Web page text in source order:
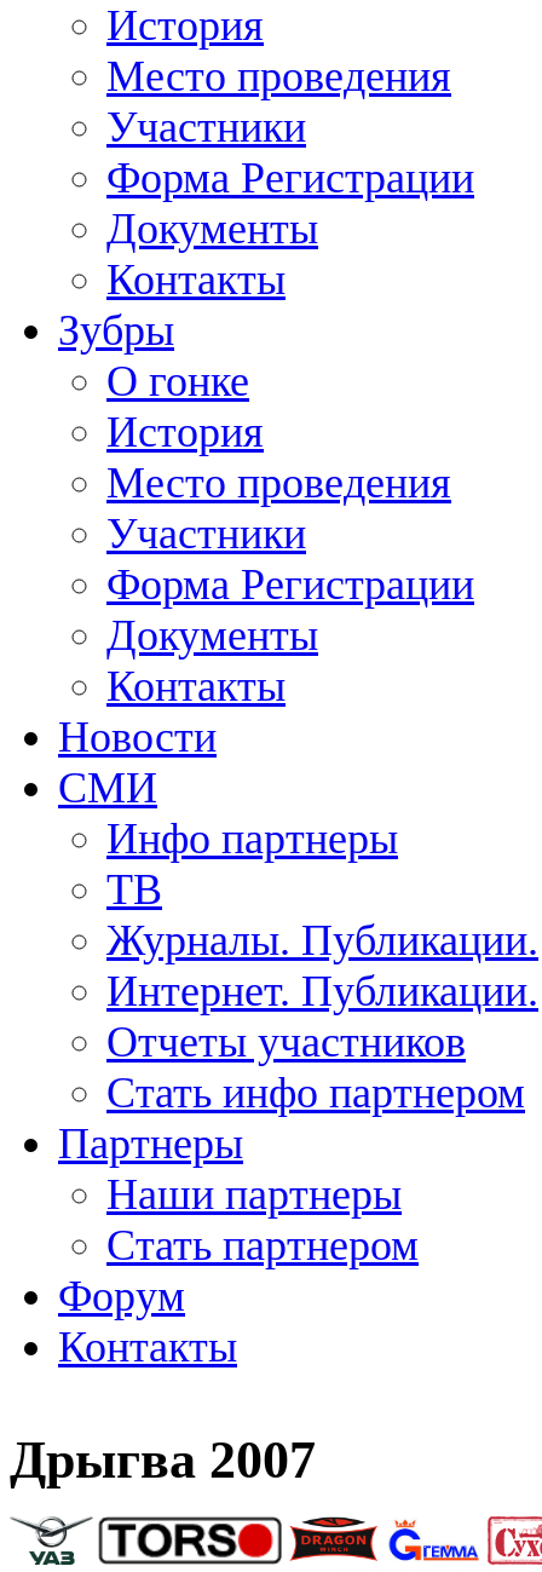
История
Место проведения
Участники
Форма Регистрации
Документы
Контакты
Зубры
О гонке
История
Место проведения
Участники
Форма Регистрации
Документы
Контакты
Новости
СМИ
Инфо партнеры
ТВ
Журналы. Публикации.
Интернет. Публикации.
Отчеты участников
Стать инфо партнером
Партнеры
Наши партнеры
Стать партнером
Форум
Контакты
Дрыгва 2007